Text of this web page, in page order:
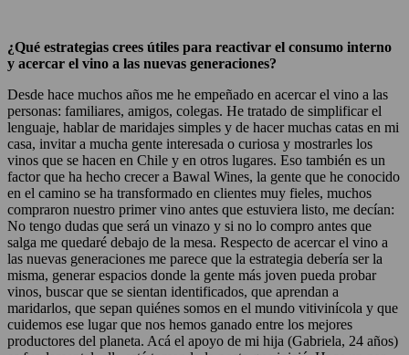
¿Qué estrategias crees útiles para reactivar el consumo interno
y acercar el vino a las nuevas generaciones?
Desde hace muchos años me he empeñado en acercar el vino a las
personas: familiares, amigos, colegas. He tratado de simplificar el
lenguaje, hablar de maridajes simples y de hacer muchas catas en mi
casa, invitar a mucha gente interesada o curiosa y mostrarles los
vinos que se hacen en Chile y en otros lugares. Eso también es un
factor que ha hecho crecer a Bawal Wines, la gente que he conocido
en el camino se ha transformado en clientes muy fieles, muchos
compraron nuestro primer vino antes que estuviera listo, me decían:
No tengo dudas que será un vinazo y si no lo compro antes que
salga me quedaré debajo de la mesa. Respecto de acercar el vino a
las nuevas generaciones me parece que la estrategia debería ser la
misma, generar espacios donde la gente más joven pueda probar
vinos, buscar que se sientan identificados, que aprendan a
maridarlos, que sepan quiénes somos en el mundo vitivinícola y que
cuidemos ese lugar que nos hemos ganado entre los mejores
productores del planeta. Acá el apoyo de mi hija (Gabriela, 24 años)